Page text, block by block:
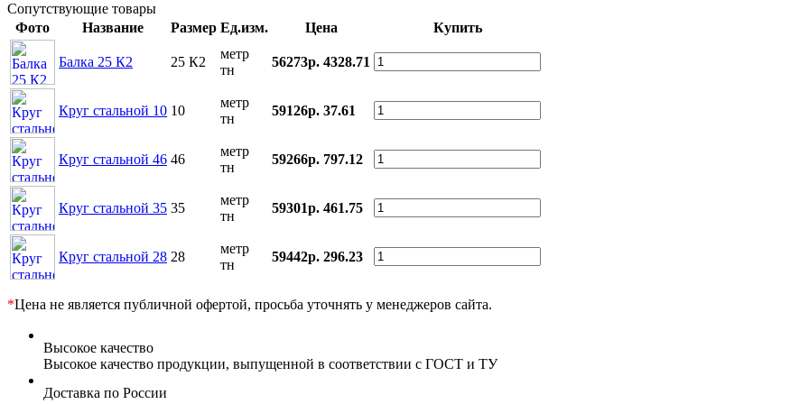
Сопутствующие товары
Фото
Название Размер Ед.изм. Цена Купить
Балка 25 К2 25 К2
метр
тн
56273р. 4328.71
Круг стальной 10 10
метр
тн
59126р. 37.61
Круг стальной 46 46
метр
тн
59266р. 797.12
Круг стальной 35 35
метр
тн
59301р. 461.75
Круг стальной 28 28
метр
тн
59442р. 296.23
*Цена не является публичной офертой, просьба уточнять у менеджеров сайта.
Высокое качество
Высокое качество продукции, выпущенной в соответствии с ГОСТ и ТУ
Доставка по России